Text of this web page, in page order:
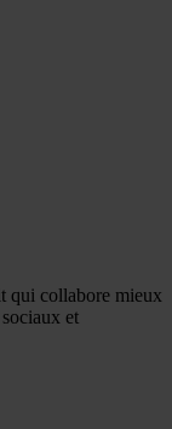
qui collabore mieux
et